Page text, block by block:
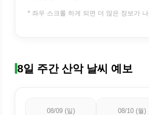
* 좌우 스크롤 하게 되면 더 많은 정보가 나
8일 주간 산악 날씨 예보
08/09 (일) 08/10 (월)